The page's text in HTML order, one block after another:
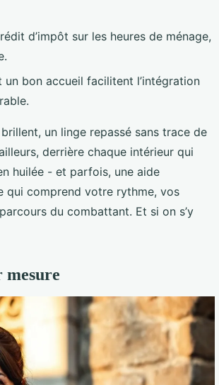
d’impôt sur les heures de ménage,
bon accueil facilitent l’intégration
un linge repassé sans trace de
derrière chaque intérieur qui
huilée - et parfois, une aide
qui comprend votre rythme, vos
du combattant. Et si on s’y
mesure